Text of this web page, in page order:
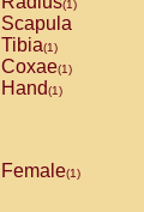
(1)
Scapula
Tibia(1)
Coxae(1)
Hand(1)
Female(1)